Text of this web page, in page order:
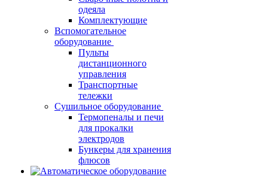
одеяла
Комплектующие
Вспомогательное
оборудование
Пульты
дистанционного
управления
Транспортные
тележки
Сушильное оборудование
Термопеналы и печи
для прокалки
электродов
Бункеры для хранения
флюсов